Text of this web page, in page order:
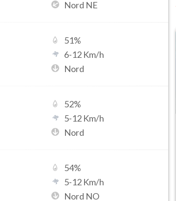
Nord NE
51%
6-12 Km/h
Nord
52%
5-12 Km/h
Nord
54%
5-12 Km/h
Nord NO